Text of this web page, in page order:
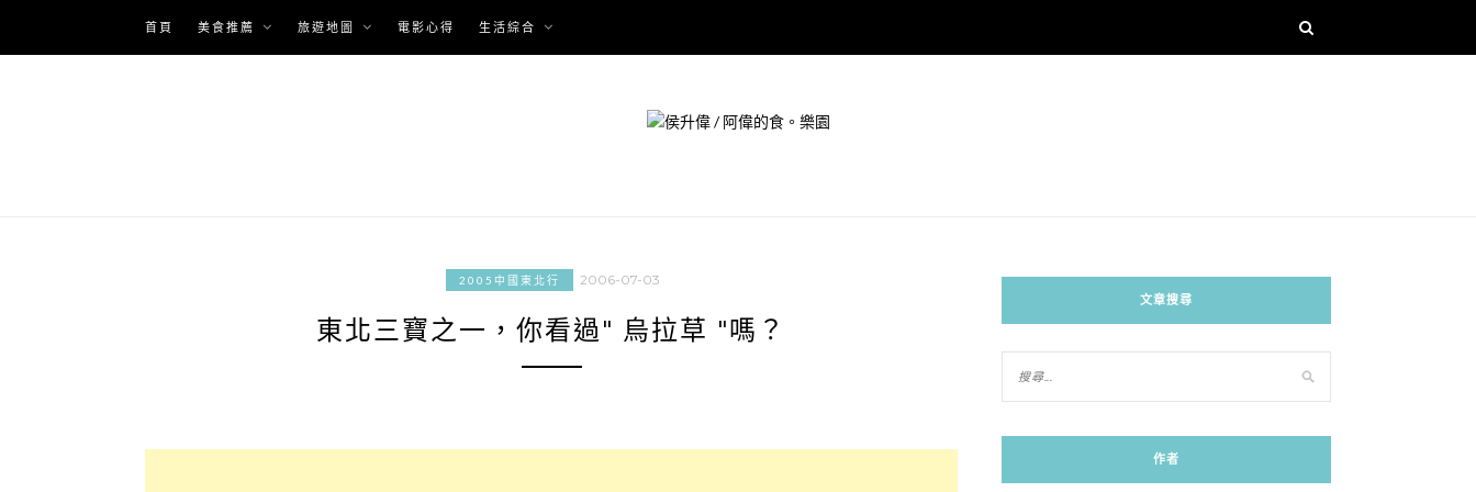
content
首頁 美食推薦 旅遊地圖 電影心得 生活綜合
2005中國東北行 2006-07-03
東北三寶之一，你看過" 烏拉草 "嗎？
文章搜尋
作者